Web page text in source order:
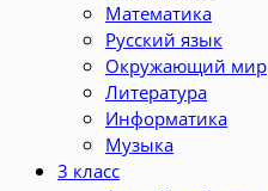
Математика
Русский язык
Окружающий мир
Литература
Информатика
Музыка
3 класс